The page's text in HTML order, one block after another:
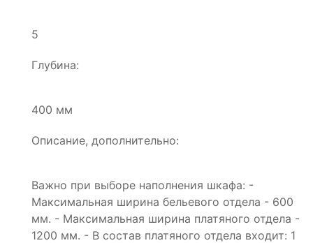
5
Глубина:
400 мм
Описание, дополнительно:
Важно при выборе наполнения шкафа: -
Максимальная ширина бельевого отдела - 600
мм. - Максимальная ширина платяного отдела -
1200 мм. - В состав платяного отдела входит: 1